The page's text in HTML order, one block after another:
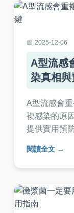
2025-12-06
A型流感
染真相
A型流感會
複感染的原
提供實用預
效防範重複
閱讀全文